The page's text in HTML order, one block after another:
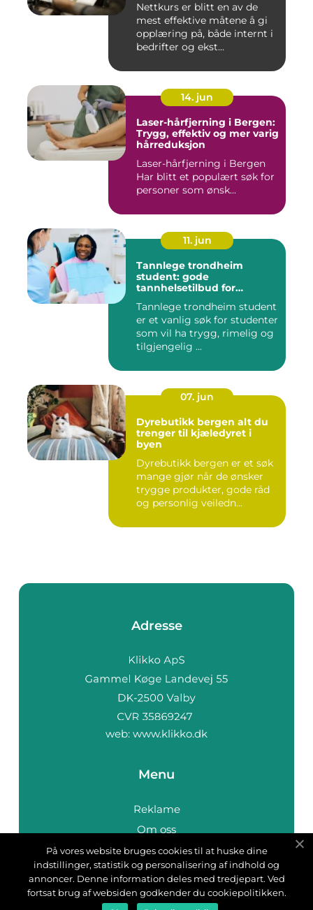
Nettkurs er blitt en av de
mest effektive måtene å gi
opplæring på, både internt i
bedrifter og ekst...
14. jun
Laser-hårfjerning i Bergen:
Trygg, effektiv og mer varig
hårreduksjon
Laser-hårfjerning i Bergen
Har blitt et populært søk for
personer som ønsk...
11. jun
Tannlege trondheim
student: gode
tannhelsetilbud for
Tannlege trondheim student
er et vanlig søk for studenter
som vil ha trygg, rimelig og
tilgjengelig ...
07. jun
Dyrebutikk bergen alt du
trenger til kjæledyret i
byen
Dyrebutikk bergen er et søk
mange gjør når de ønsker
trygge produkter, gode råd
og personlig veiledn...
Adresse
web: www.klikko.dk
Menu
Reklame
Om oss
Cookies
Kontakt Oss
Sitemap
På vores website bruges cookies til at huske dine
indstillinger, statistik og personalisering af indhold og
annoncer. Denne information deles med tredjepart. Ved
fortsat brug af websiden godkender du cookiepolitikken.